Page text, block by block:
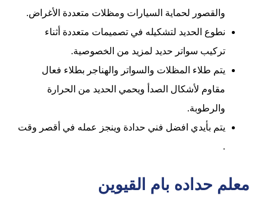
والقصور لحماية السيارات ومظلات متعددة الأغراض.
نطوع الحديد لتشكيله في تصميمات متعددة أثناء
تركيب سواتر حديد لمزيد من الخصوصية.
يتم طلاء المظلات والسواتر والهناجر بطلاء فعال
مقاوم لأشكال الصدأ ويحمي الحديد من الحرارة
والرطوبة.
يتم بأيدي افضل فني حدادة وينجز عمله في أقصر وقت
.
معلم حداده بام القيوين